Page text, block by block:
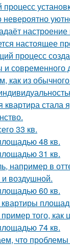
процесс
настоящее
процесс
современного
как из
стала
33 кв.
48 кв.
31 кв.
например в
воздушной.
60 кв.
того,
74 кв.
что проблемы